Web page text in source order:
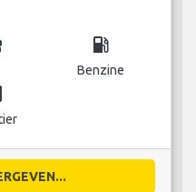
local_gas_station
Benzine